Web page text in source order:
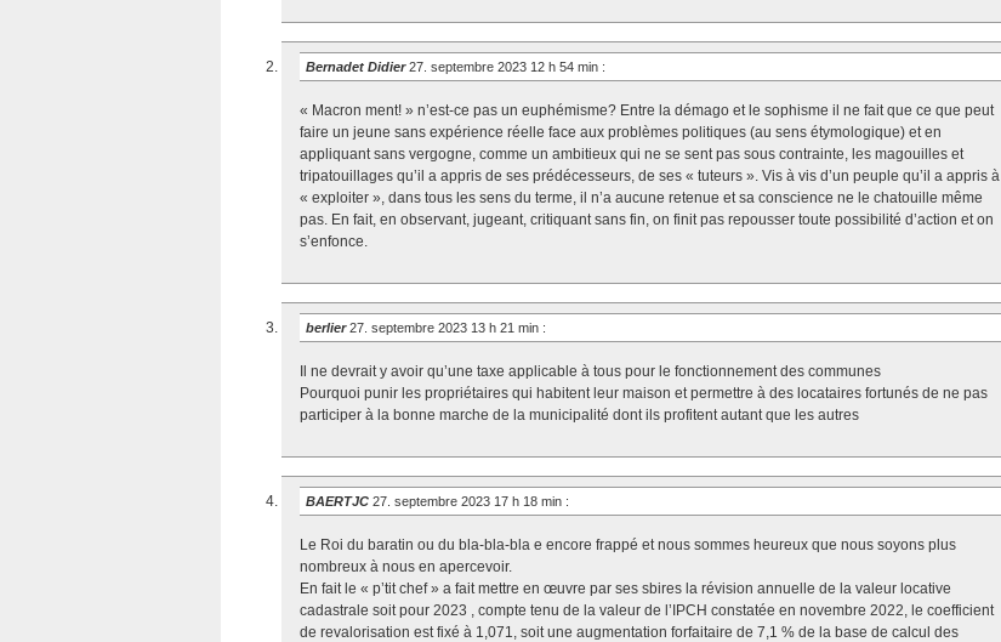
Bernadet Didier27. septembre 2023 12 h 54 min :
« Macron ment! » n’est-ce pas un euphémisme? Entre la démago et le sophisme il ne fait que ce que peut
faire un jeune sans expérience réelle face aux problèmes politiques (au sens étymologique) et en
appliquant sans vergogne, comme un ambitieux qui ne se sent pas sous contrainte, les magouilles et
tripatouillages qu’il a appris de ses prédécesseurs, de ses « tuteurs ». Vis à vis d’un peuple qu’il a appris à
« exploiter », dans tous les sens du terme, il n’a aucune retenue et sa conscience ne le chatouille même
pas. En fait, en observant, jugeant, critiquant sans fin, on finit pas repousser toute possibilité d’action et on
s’enfonce.
berlier27. septembre 2023 13 h 21 min :
Il ne devrait y avoir qu’une taxe applicable à tous pour le fonctionnement des communes
Pourquoi punir les propriétaires qui habitent leur maison et permettre à des locataires fortunés de ne pas
participer à la bonne marche de la municipalité dont ils profitent autant que les autres
BAERTJC 27. septembre 2023 17 h 18 min :
Le Roi du baratin ou du bla-bla-bla e encore frappé et nous sommes heureux que nous soyons plus
nombreux à nous en apercevoir.
En fait le « p’tit chef » a fait mettre en œuvre par ses sbires la révision annuelle de la valeur locative
cadastrale soit pour 2023 , compte tenu de la valeur de l’IPCH constatée en novembre 2022, le coefficient
de revalorisation est fixé à 1,071, soit une augmentation forfaitaire de 7,1 % de la base de calcul des